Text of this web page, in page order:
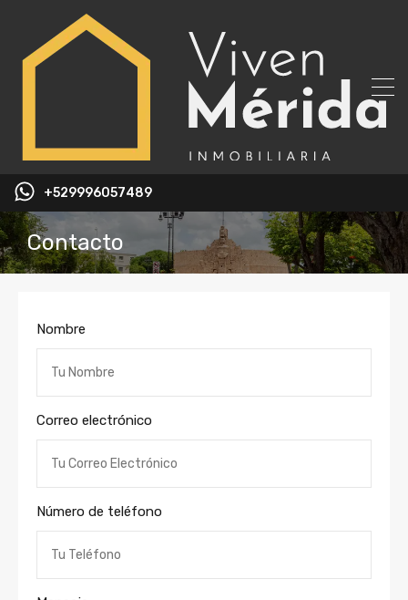
+529996057489
Contacto
Nombre
Correo electrónico
Número de teléfono